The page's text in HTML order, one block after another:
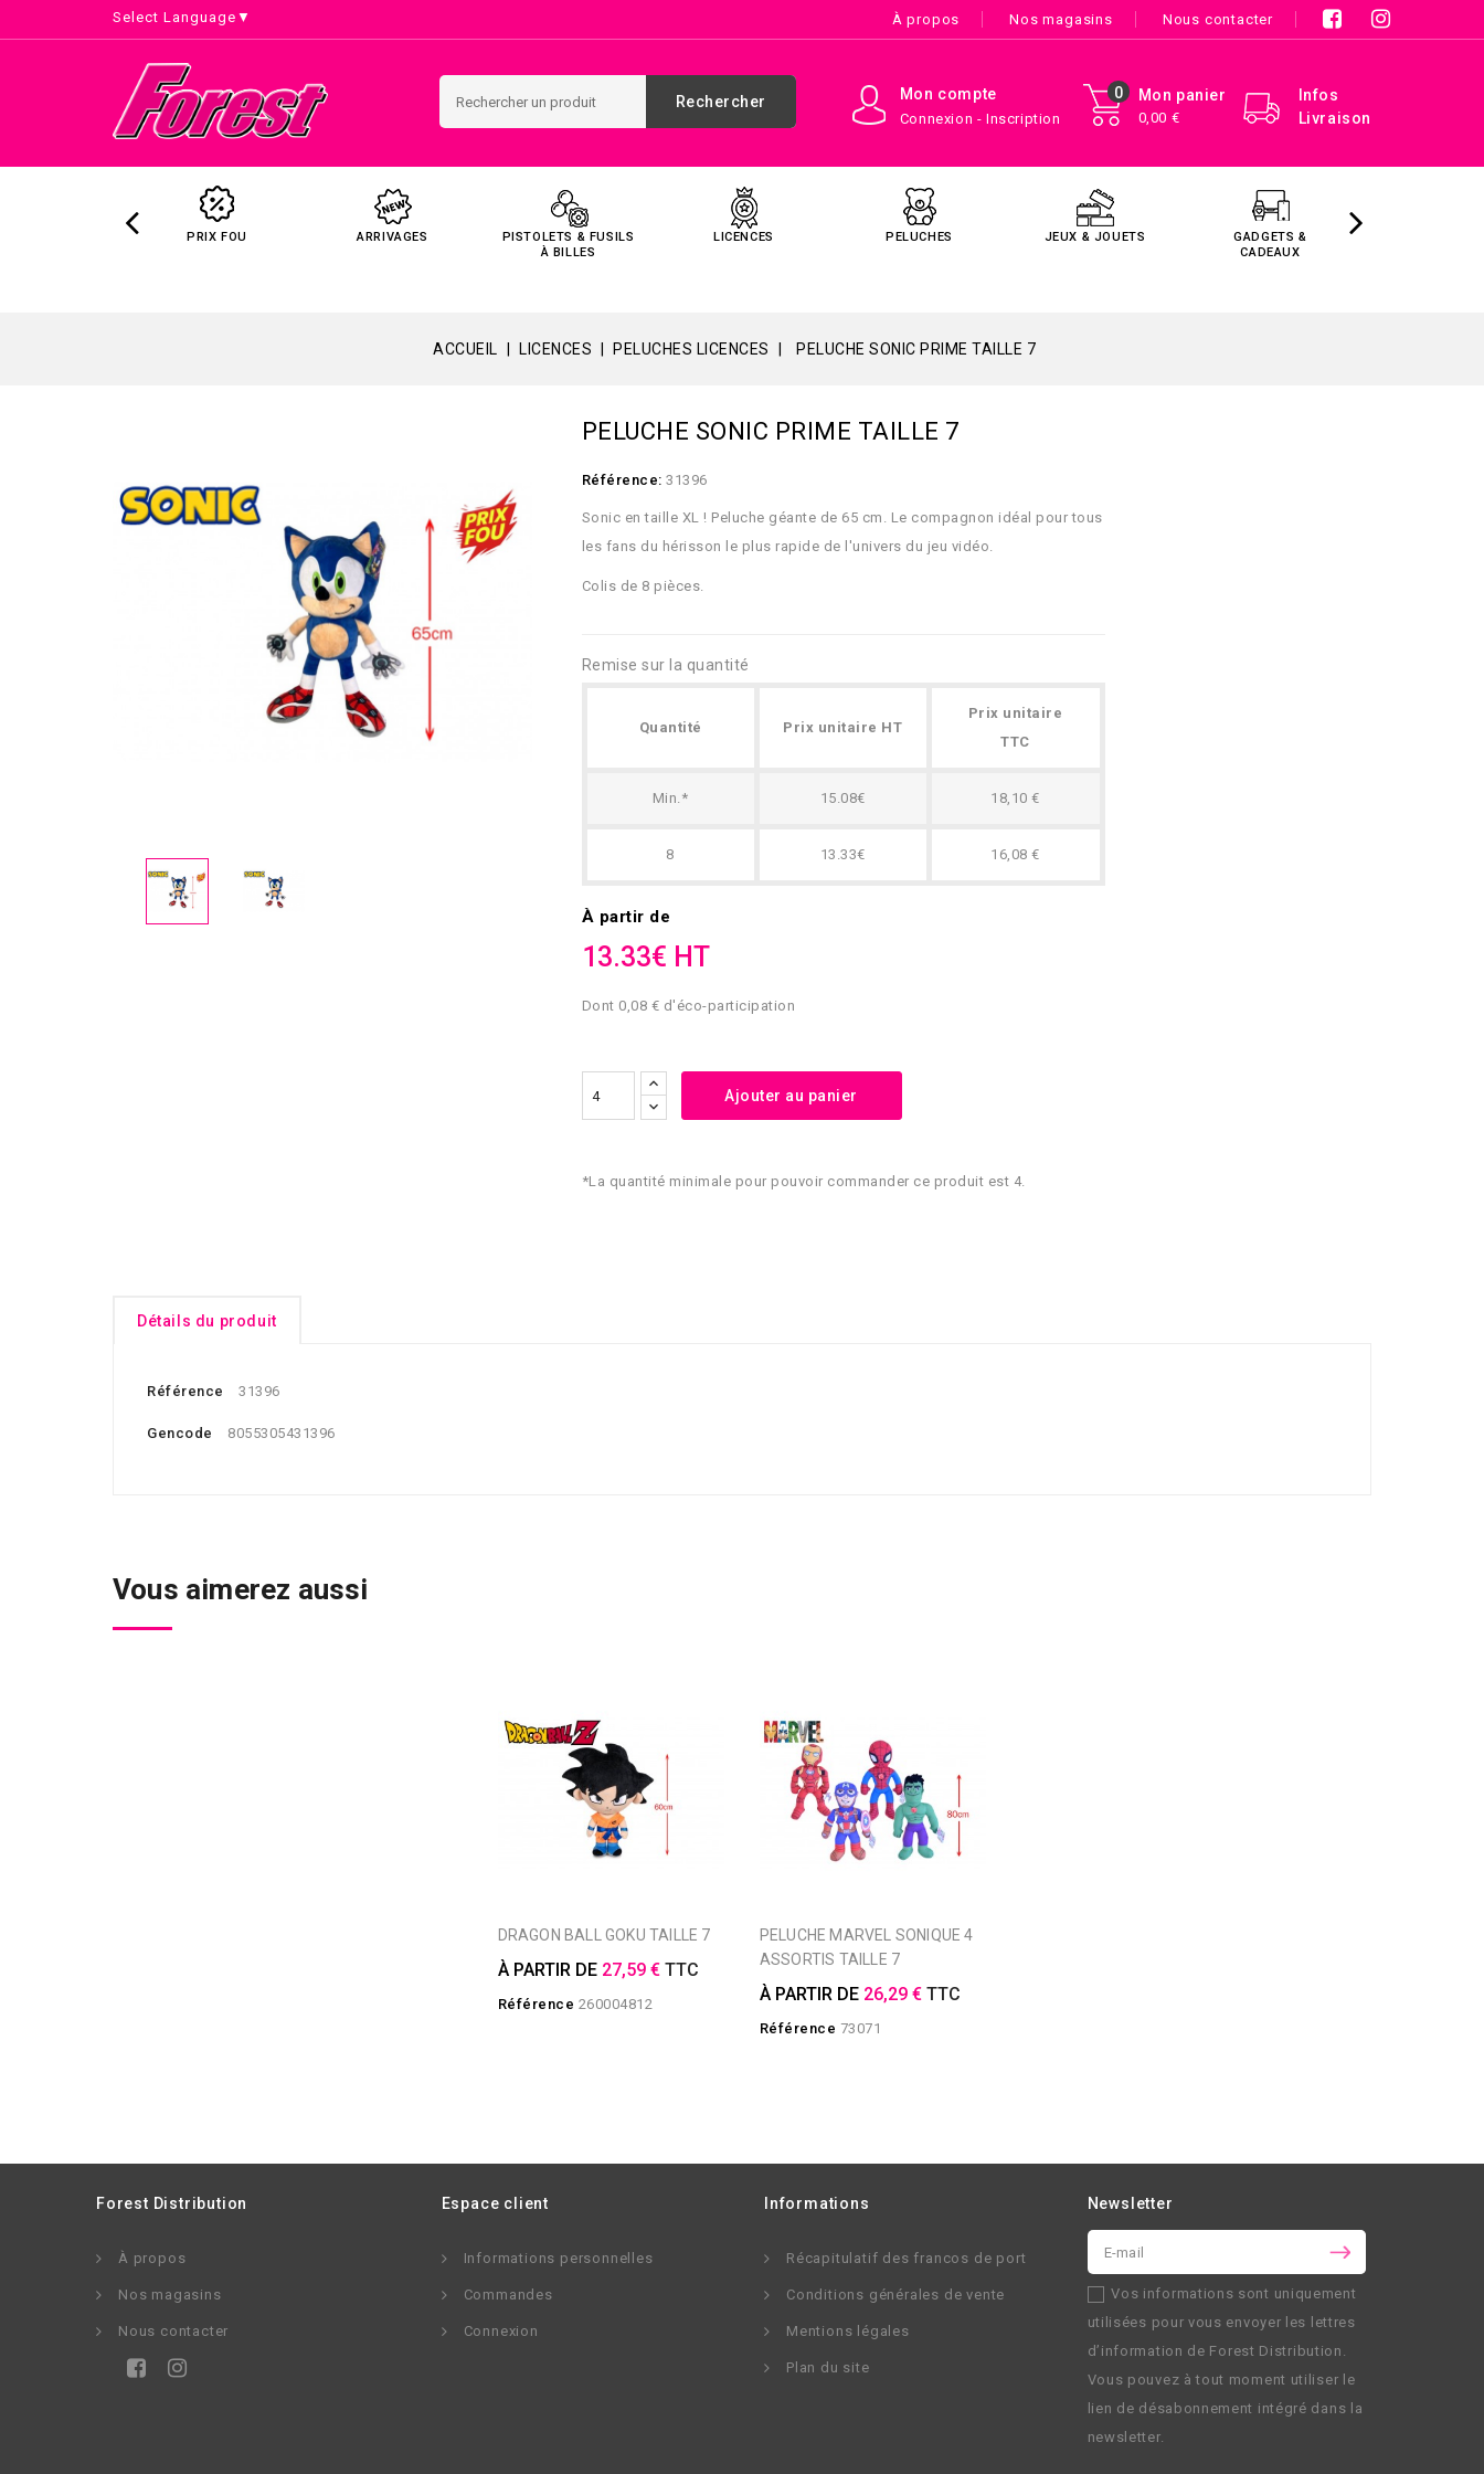
Select Language ▼ À propos Nos magasins Nous contacter
Infos
Livraison
Mon panier
0,00 €
0
Mon compte
Connexion - Inscription
Rechercher
PRIX FOU ARRIVAGES
PISTOLETS & FUSILS
À BILLES
LICENCES PELUCHES JEUX & JOUETS
GADGETS &
CADEAUX
ACCUEIL LICENCES PELUCHES LICENCES PELUCHE SONIC PRIME TAILLE 7
PELUCHE SONIC PRIME TAILLE 7
Référence: 31396
Sonic en taille XL ! Peluche géante de 65 cm. Le compagnon idéal pour tous
les fans du hérisson le plus rapide de l'univers du jeu vidéo.
Colis de 8 pièces.
Remise sur la quantité
Quantité Prix unitaire HT
Prix unitaire
TTC
Min.* 15.08€ 18,10 €
8 13.33€ 16,08 €
À partir de
13.33€ HT
Dont 0,08 € d'éco-participation
Ajouter au panier
*La quantité minimale pour pouvoir commander ce produit est 4.
Détails du produit
Référence 31396
Gencode 8055305431396
Vous aimerez aussi
DRAGON BALL GOKU TAILLE 7
À PARTIR DE 27,59 € TTC
Référence 260004812
PELUCHE MARVEL SONIQUE 4
ASSORTIS TAILLE 7
À PARTIR DE 26,29 € TTC
Référence 73071
Forest Distribution
À propos
Nos magasins
Nous contacter
Espace client
Informations personnelles
Commandes
Connexion
Informations
Récapitulatif des francos de port
Conditions générales de vente
Mentions légales
Plan du site
Newsletter
Vos informations sont uniquement
utilisées pour vous envoyer les lettres
d’information de Forest Distribution .
Vous pouvez à tout moment utiliser le
lien de désabonnement intégré dans la
newsletter.